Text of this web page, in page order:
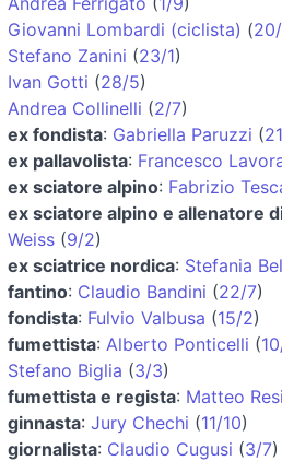
Giovanni Lombardi (ciclista) (
Stefano Zanini (23/1)
Ivan Gotti (28/5)
Andrea Collinelli (2/7)
ex fondista: Gabriella Paruzzi (
ex pallavolista: Francesco
ex sciatore alpino: Fabrizio
ex sciatore alpino e allenatore
Weiss (9/2)
ex sciatrice nordica: Stefania
fantino: Claudio Bandini (22/7)
fondista: Fulvio Valbusa (15/2)
fumettista: Alberto Ponticelli (
Stefano Biglia (3/3)
fumettista e regista: Matteo
ginnasta: Jury Chechi (11/10)
giornalista: Claudio Cugusi (3/7)